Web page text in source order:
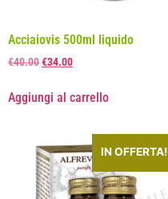
Acciaiovis 500ml liquido
€40.00€34.00
Aggiungi al carrello
IN OFFERTA!